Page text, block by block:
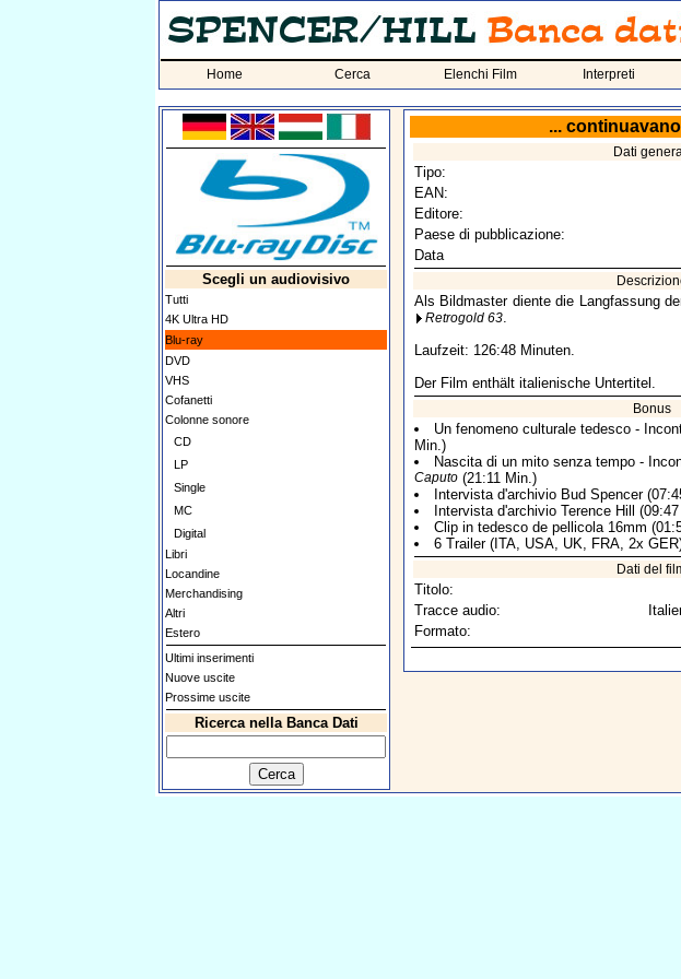
Home Cerca Elenchi Film Interpreti
Scegli un audiovisivo
Tutti
4K Ultra HD
Blu-ray
DVD
VHS
Cofanetti
Colonne sonore
CD
LP
Single
MC
Digital
Libri
Locandine
Merchandising
Altri
Estero
Ultimi inserimenti
Nuove uscite
Prossime uscite
Ricerca nella Banca Dati
...
Dati
Tipo:
EAN:
Editore:
Paese di pubblicazione:
Data
Als Bildmaster diente die Langfassung
Retrogold 63.
Laufzeit: 126:48 Minuten.
Der Film enthält italienische Untertitel.
Bonus
Un fenomeno culturale tedesco -
Min.)
Nascita di un mito senza tempo -
Caputo(21:11 Min.)
Intervista d'archivio Bud Spencer
Intervista d'archivio Terence Hill
Clip in tedesco de pellicola 16mm
6 Trailer (ITA, USA, UK, FRA, 2x
Dati del
Titolo:
Tracce audio:
Formato: